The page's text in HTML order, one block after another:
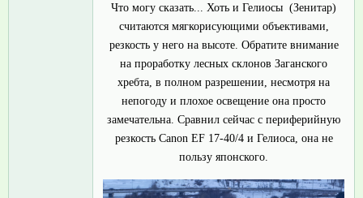
Что могу сказать... Хоть и Гелиосы (Зенитар)
считаются мягкорисующими объективами,
резкость у него на высоте. Обратите внимание
на проработку лесных склонов Заганского
хребта, в полном разрешении, несмотря на
непогоду и плохое освещение она просто
замечательна. Сравнил сейчас с периферийную
резкость Canon EF 17-40/4 и Гелиоса, она не
пользу японского.